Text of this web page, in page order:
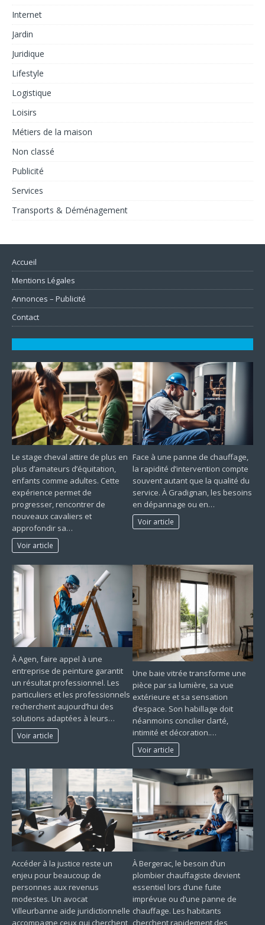
Internet
Jardin
Juridique
Lifestyle
Logistique
Loisirs
Métiers de la maison
Non classé
Publicité
Services
Transports & Déménagement
Accueil
Mentions Légales
Annonces – Publicité
Contact
Le stage cheval attire de plus en
plus d’amateurs d’équitation,
enfants comme adultes. Cette
expérience permet de
progresser, rencontrer de
nouveaux cavaliers et
approfondir sa…
Voir article
Face à une panne de chauffage,
la rapidité d’intervention compte
souvent autant que la qualité du
service. À Gradignan, les besoins
en dépannage ou en…
Voir article
À Agen, faire appel à une
entreprise de peinture garantit
un résultat professionnel. Les
particuliers et les professionnels
recherchent aujourd’hui des
solutions adaptées à leurs…
Voir article
Une baie vitrée transforme une
pièce par sa lumière, sa vue
extérieure et sa sensation
d’espace. Son habillage doit
néanmoins concilier clarté,
intimité et décoration.…
Voir article
Accéder à la justice reste un
enjeu pour beaucoup de
personnes aux revenus
modestes. Un avocat
Villeurbanne aide juridictionnelle
accompagne ceux qui cherchent
À Bergerac, le besoin d’un
plombier chauffagiste devient
essentiel lors d’une fuite
imprévue ou d’une panne de
chauffage. Les habitants
cherchent rapidement des